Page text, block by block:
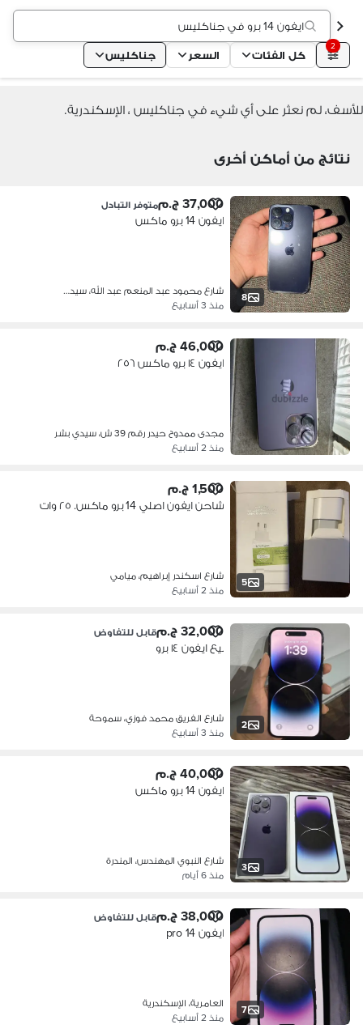
ايفون 14 برو في جناكليس
2
كل الفئات السعر جناكليس
للأسف، لم نعثر على أي شيء في جناكليس ، الإسكندرية.
نتائج من أماكن أخرى
8
37,000 ج.م متوفر التبادل
ايفون 14 برو ماكس
شارع محمود عبد المنعم عبد الله، سيد…
منذ 3 أسابيع
46,000 ج.م
ايفون ١٤ برو ماكس ٢٥٦
مجدى ممدوح حيدر رقم 39 ش، سيدي بشر
منذ 2 أسابيع
5
1,500 ج.م
شاحن ايفون اصلي 14 برو ماكس. ٢٥ وات
شارع اسكندر إبراهيم، ميامي
منذ 2 أسابيع
2
32,000 ج.م قابل للتفاوض
بيع ايفون ١٤ برو
شارع الفريق محمد فوزي، سموحة
منذ 3 أسابيع
3
40,000 ج.م
ايفون 14 برو ماكس
شارع النبوي المهندس، المندرة
منذ 6 أيام
7
38,000 ج.م قابل للتفاوض
ايفون 14 pro
العامرية، الإسكندرية
منذ 2 أسابيع